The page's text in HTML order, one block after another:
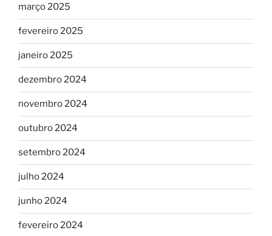
março 2025
fevereiro 2025
janeiro 2025
dezembro 2024
novembro 2024
outubro 2024
setembro 2024
julho 2024
junho 2024
fevereiro 2024